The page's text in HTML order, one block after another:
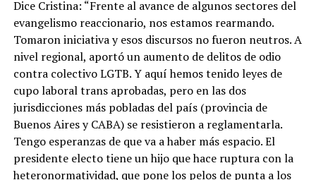
Dice Cristina: “Frente al avance de algunos sectores del
evangelismo reaccionario, nos estamos rearmando.
Tomaron iniciativa y esos discursos no fueron neutros. A
nivel regional, aportó un aumento de delitos de odio
contra colectivo LGTB. Y aquí hemos tenido leyes de
cupo laboral trans aprobadas, pero en las dos
jurisdicciones más pobladas del país (provincia de
Buenos Aires y CABA) se resistieron a reglamentarla.
Tengo esperanzas de que va a haber más espacio. El
presidente electo tiene un hijo que hace ruptura con la
heteronormatividad, que pone los pelos de punta a los